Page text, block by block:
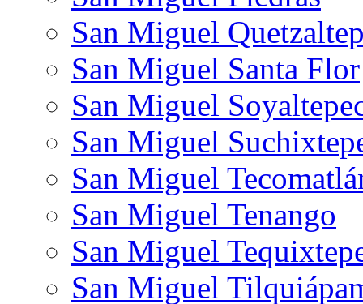
San Miguel
San Miguel Santa Flor
San Miguel
San Miguel
San Miguel
San Miguel Tenango
San Miguel
San Miguel